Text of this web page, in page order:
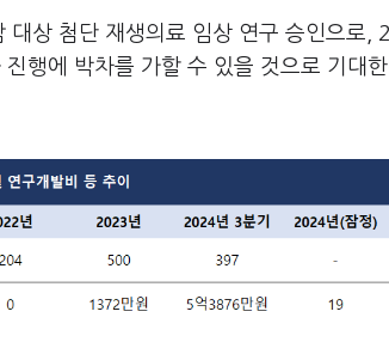
상 첨단 재생의료 임상 연구 승인으로,
행에 박차를 가할 수 있을 것으로 기대